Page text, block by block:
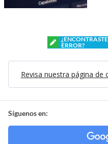
ERROR?
Revisa nuestra página de
Síguenos en: